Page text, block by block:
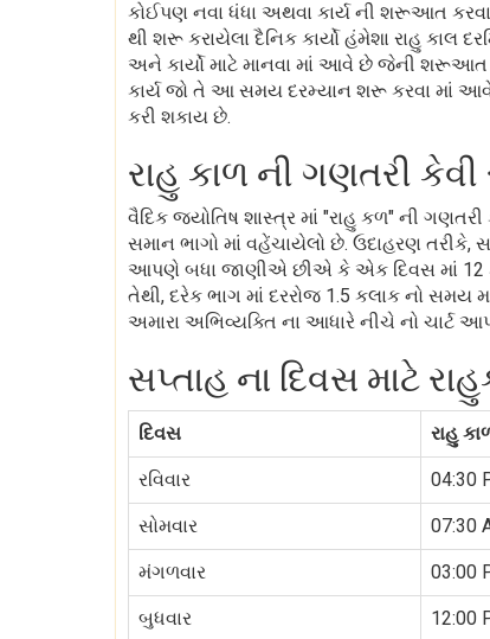
કોઈપણ નવા ધંધા અથવા કાર્ય ની શરૂઆત
થી શરૂ કરાયેલા દૈનિક કાર્યો હંમેશા રાહુ
અને કાર્યો માટે માનવા માં આવે છે જેની
કાર્ય જો તે આ સમય દરમ્યાન શરૂ કરવા માં આવે
કરી શકાય છે.
રાહુ કાળ ની ગણતરી કેવી
વૈદિક જ્યોતિષ શાસ્ત્ર માં "રાહુ કળ" ની
સમાન ભાગો માં વહેંચાયેલો છે. ઉદાહરણ તરીકે,
આપણે બધા જાણીએ છીએ કે એક દિવસ માં 12
તેથી, દરેક ભાગ માં દરરોજ 1.5 કલાક નો સમય
અમારા અભિવ્યક્તિ ના આધારે નીચે નો ચાર્ટ
સપ્તાહ ના દિવસ માટે
દિવસ રાહુ
રવિવાર 04:30
સોમવાર 07:30
મંગળવાર 03:00
બુધવાર 12:00